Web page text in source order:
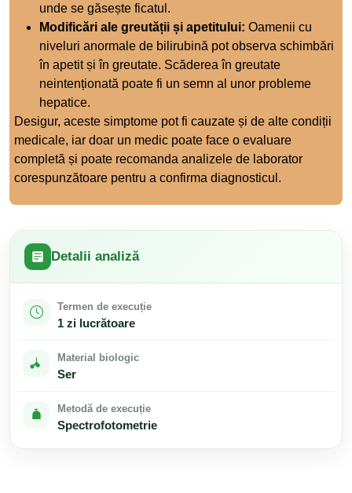
unde se găsește ficatul.
Modificări ale greutății și apetitului: Oamenii cu
niveluri anormale de bilirubină pot observa schimbări
în apetit și în greutate. Scăderea în greutate
neintenționată poate fi un semn al unor probleme
hepatice.
Desigur, aceste simptome pot fi cauzate și de alte condiții
medicale, iar doar un medic poate face o evaluare
completă și poate recomanda analizele de laborator
corespunzătoare pentru a confirma diagnosticul.
Detalii analiză
Termen de execuție
1 zi lucrătoare
Material biologic
Ser
Metodă de execuție
Spectrofotometrie